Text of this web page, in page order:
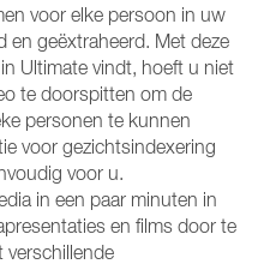
voor elke persoon in uw
en geëxtraheerd. Met deze
Ultimate vindt, hoeft u niet
te doorspitten om de
personen te kunnen
voor gezichtsindexering
voor u.
in een paar minuten in
en films door te
verschillende